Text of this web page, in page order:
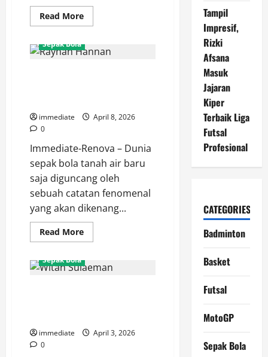
Read MoreRead
more
Setia
Fabio
Habis-
habisan!
Sepak Bola
immediate
April 8, 2026
0
Immediate-Renova – Dunia
sepak bola tanah air baru
saja diguncang oleh
sebuah catatan fenomenal
yang akan dikenang...
Read MoreRead
more
Baru!
Rayhan
dalam
Sepak Bola
immediate
April 3, 2026
0
Tampil
Impresif,
Rizki
Afsana
Masuk
Jajaran
Kiper
Terbaik Liga
Futsal
Profesional
CATEGORIES
Badminton
Basket
Futsal
MotoGP
Sepak Bola